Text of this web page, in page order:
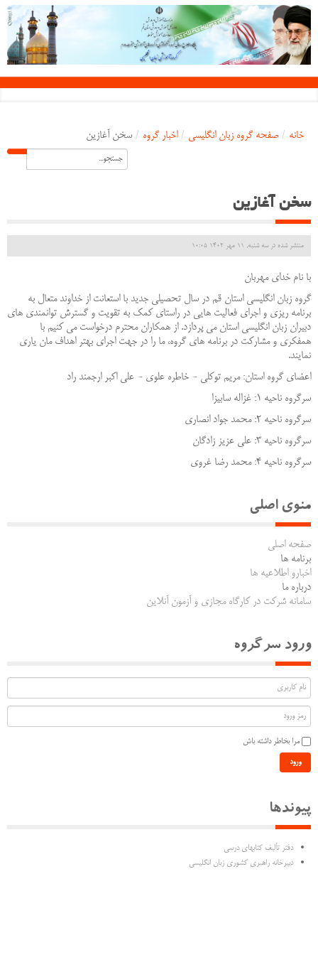
خانه / صفحه گروه زبان انگلیسی / اخبار گروه / سخن آغازین
سخن آغازین
منتشر شده در سه شنبه, 11 مهر 1402 10:05
با نام خدای مهربان
گروه زبان انگلیسی استان قم در سال تحصیلی جدید با استعانت از خداوند متعال به
برنامه ریزی و اجرای فعالیت هایی در راستای کمک به تقویت و گسترش توانمندی های
دبیران زبان انگلیسی استان می پردازد. از همکاران محترم درخواست می کنیم با
همفکری و مشارکت در برنامه های گروه، ما را در جهت اجرای بهتر اهداف مان یاری
نمایند.
اعضای گروه استان: مریم توکلی - خاطره علوی - علی اکبر ارجمند راد
سرگروه ناحیه 1: غزاله سابیزا
سرگروه ناحیه 2: محمد جواد انصاری
سرگروه ناحیه 3: علی عزیز زادگان
سرگروه ناحیه 4: محمد رضا غروی
منوی اصلی
صفحه اصلی
برنامه ها
اخبارو اطلاعیه ها
درباره ما
سامانه شرکت در کارگاه مجازی و آزمون آنلاین
ورود سرگروه
مرا بخاطر داشته باش
ورود
پیوندها
دفتر تألیف كتابهاي درسي
دبیرخانه راهبری کشوری زبان انگلیسی